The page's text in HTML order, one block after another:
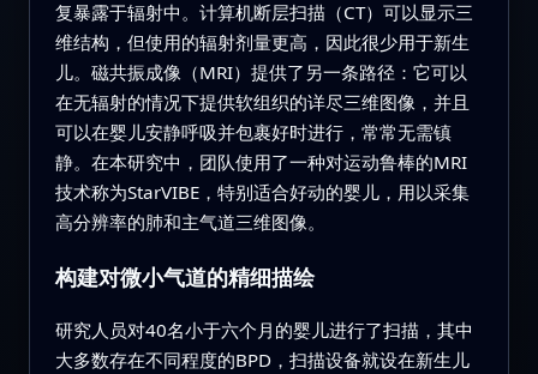
复暴露于辐射中。计算机断层扫描（CT）可以显示三
维结构，但使用的辐射剂量更高，因此很少用于新生
儿。磁共振成像（MRI）提供了另一条路径：它可以
在无辐射的情况下提供软组织的详尽三维图像，并且
可以在婴儿安静呼吸并包裹好时进行，常常无需镇
静。在本研究中，团队使用了一种对运动鲁棒的MRI
技术称为StarVIBE，特别适合好动的婴儿，用以采集
高分辨率的肺和主气道三维图像。
构建对微小气道的精细描绘
研究人员对40名小于六个月的婴儿进行了扫描，其中
大多数存在不同程度的BPD，扫描设备就设在新生儿